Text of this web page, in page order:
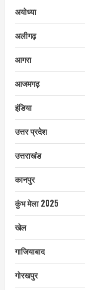
अयोध्या
अलीगढ़
आगरा
आजमगढ़
इंडिया
उत्तर प्रदेश
उत्तराखंड
कानपुर
कुंभ मेला 2025
खेल
गाजियाबाद
गोरखपुर